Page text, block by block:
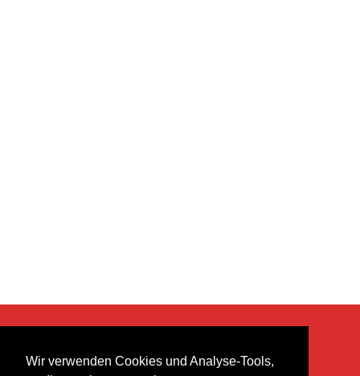
Wir verwenden Cookies und Analyse-Tools,
heer musik ag